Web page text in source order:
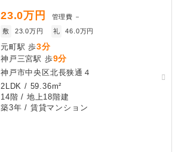
23.0万円 管理費 －
敷
23.0万円 礼 46.0万円
元町駅 歩3分
神戸三宮駅 歩9分
神戸市中央区北長狭通４
2LDK / 59.36m²
14階 / 地上18階建
築3年 / 賃貸マンション